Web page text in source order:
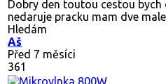
Dobry den toutou cestou
nedaruje pracku mam dve
Hledám
Aš
Před 7 měsíci
361